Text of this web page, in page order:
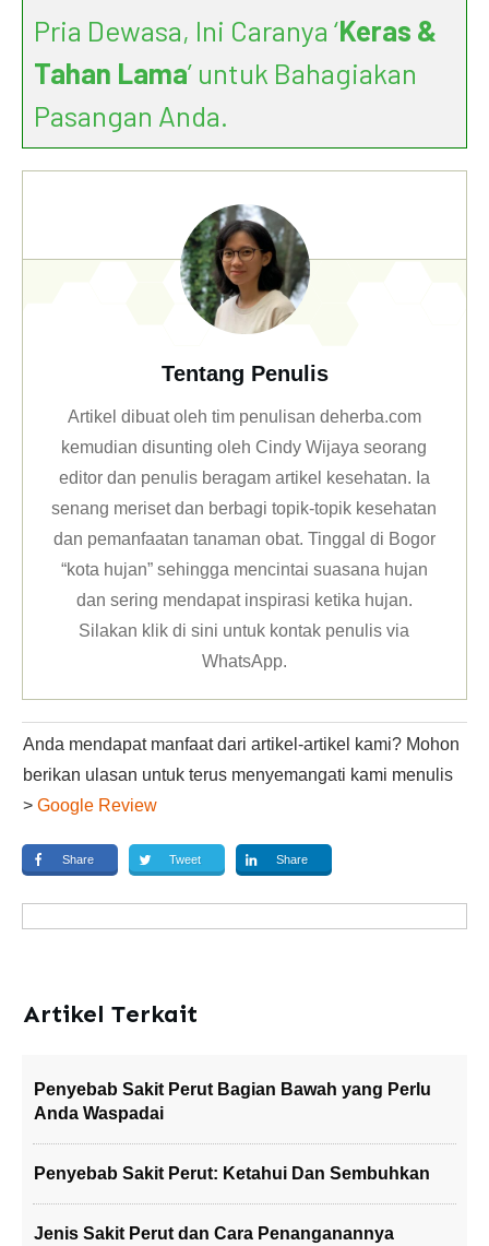
Pria Dewasa, Ini Caranya ‘Keras &
Tahan Lama’ untuk Bahagiakan
Pasangan Anda.
Tentang Penulis
Artikel dibuat oleh tim penulisan deherba.com
kemudian disunting oleh Cindy Wijaya seorang
editor dan penulis beragam artikel kesehatan. Ia
senang meriset dan berbagi topik-topik kesehatan
dan pemanfaatan tanaman obat. Tinggal di Bogor
“kota hujan” sehingga mencintai suasana hujan
dan sering mendapat inspirasi ketika hujan.
Silakan klikdi sini untuk kontak penulis via
WhatsApp.
Anda mendapat manfaat dari artikel-artikel kami? Mohon
berikan ulasan untuk terus menyemangati kami menulis
> Google Review
Share Tweet Share
Artikel Terkait
Penyebab Sakit Perut Bagian Bawah yang Perlu
Anda Waspadai
Penyebab Sakit Perut: Ketahui Dan Sembuhkan
Jenis Sakit Perut dan Cara Penanganannya